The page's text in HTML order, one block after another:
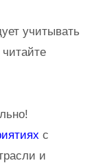
учитывать
с
и